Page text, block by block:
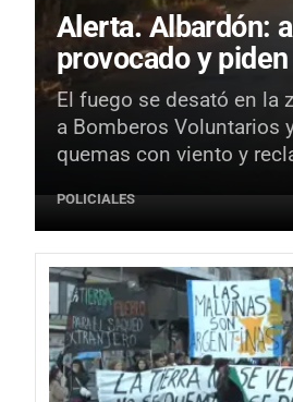
Alerta.Albardón:
provocado y
El fuego se desató en la
a Bomberos Voluntarios
quemas con viento y
POLICIALES